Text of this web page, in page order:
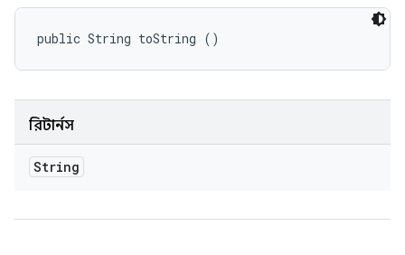
public String toString ()
রিটার্নস
String